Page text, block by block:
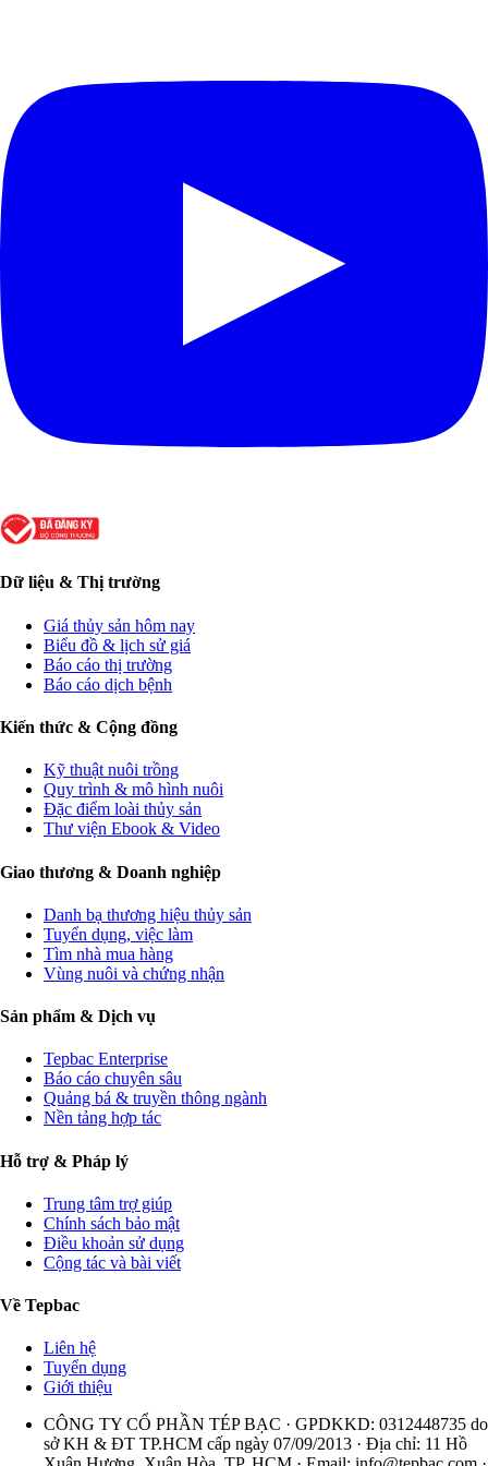
Dữ liệu & Thị trường
Giá thủy sản hôm nay
Biểu đồ & lịch sử giá
Báo cáo thị trường
Báo cáo dịch bệnh
Kiến thức & Cộng đồng
Kỹ thuật nuôi trồng
Quy trình & mô hình nuôi
Đặc điểm loài thủy sản
Thư viện Ebook & Video
Giao thương & Doanh nghiệp
Danh bạ thương hiệu thủy sản
Tuyển dụng, việc làm
Tìm nhà mua hàng
Vùng nuôi và chứng nhận
Sản phẩm & Dịch vụ
Tepbac Enterprise
Báo cáo chuyên sâu
Quảng bá & truyền thông ngành
Nền tảng hợp tác
Hỗ trợ & Pháp lý
Trung tâm trợ giúp
Chính sách bảo mật
Điều khoản sử dụng
Cộng tác và bài viết
Về Tepbac
Liên hệ
Tuyển dụng
Giới thiệu
CÔNG TY CỔ PHẦN TÉP BẠC · GPDKKD: 0312448735 do
sở KH & ĐT TP.HCM cấp ngày 07/09/2013 · Địa chỉ: 11 Hồ